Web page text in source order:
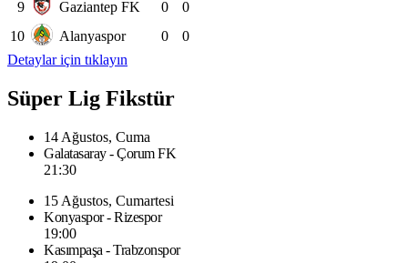
9
Gaziantep FK 0
0
10
Alanyaspor 0
0
Detaylar için tıklayın
Süper Lig Fikstür
14 Ağustos, Cuma
Galatasaray - Çorum FK
21:30
15 Ağustos, Cumartesi
Konyaspor - Rizespor
19:00
Kasımpaşa - Trabzonspor